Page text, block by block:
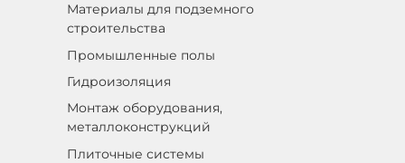
Материалы для подземного
строительства
Промышленные полы
Гидроизоляция
Монтаж оборудования,
металлоконструкций
Плиточные системы